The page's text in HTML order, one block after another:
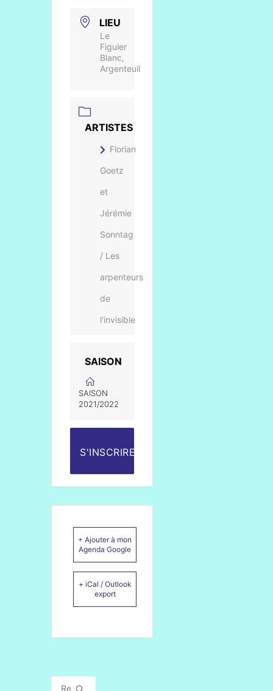
LIEU
Le
Figuier
Blanc,
Argenteuil
ARTISTES
Florian
Goetz
et
Jérémie
Sonntag
/ Les
arpenteurs
de
l'invisible
SAISON
SAISON
2021/2022
S'INSCRIRE
+ Ajouter à mon
Agenda Google
+ iCal / Outlook
export